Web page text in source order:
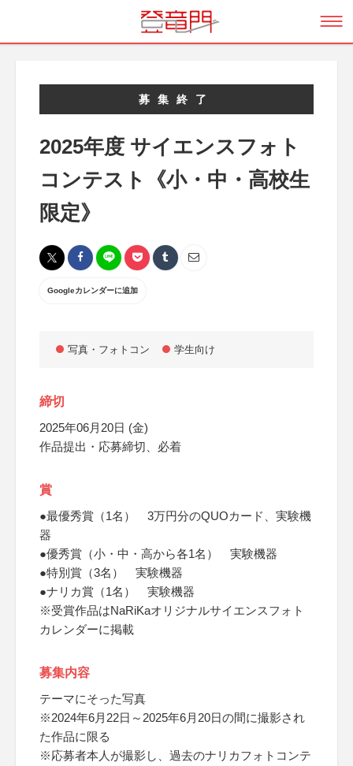
募集終了
2025年度 サイエンスフォト
コンテスト《小・中・高校生
限定》
Googleカレンダーに追加
写真・フォトコン 学生向け
締切
2025年06月20日 (金)
作品提出・応募締切、必着
賞
●最優秀賞（1名） 3万円分のQUOカード、実験機
器
●優秀賞（小・中・高から各1名） 実験機器
●特別賞（3名） 実験機器
●ナリカ賞（1名） 実験機器
※受賞作品はNaRiKaオリジナルサイエンスフォト
カレンダーに掲載
募集内容
テーマにそった写真
※2024年6月22日～2025年6月20日の間に撮影され
た作品に限る
※応募者本人が撮影し、過去のナリカフォトコンテ